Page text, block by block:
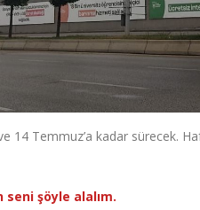
14 Temmuz’a kadar sürecek.
şöyle alalım.